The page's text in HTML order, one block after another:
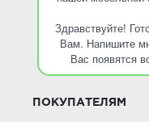
Здравствуйте!
Вам. Напишите
Вас появятся
О КОМПАНИИ
О компании
ПОКУПАТЕЛЯМ